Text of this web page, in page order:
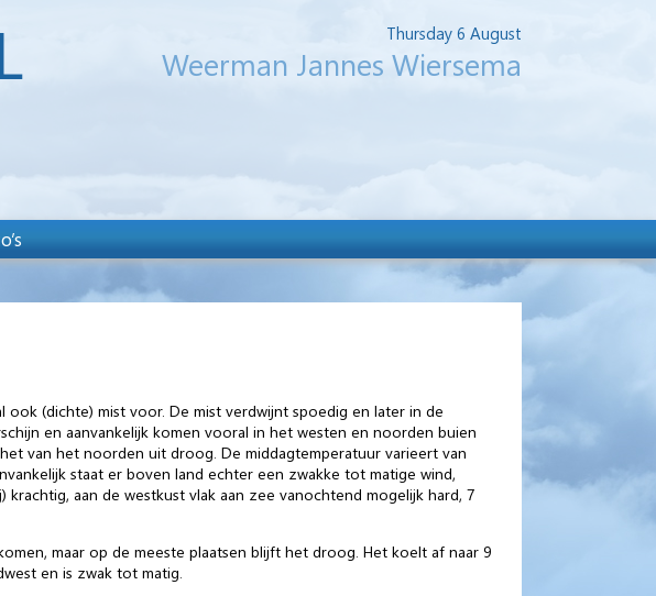
Thursday 6 August
Weerman Jannes Wiersema
(dichte) mist voor. De mist verdwijnt spoedig en later in de
en aanvankelijk komen vooral in het westen en noorden buien
van het noorden uit droog. De middagtemperatuur varieert van
staat er boven land echter een zwakke tot matige wind,
aan de westkust vlak aan zee vanochtend mogelijk hard, 7
maar op de meeste plaatsen blijft het droog. Het koelt af naar 9
en is zwak tot matig.